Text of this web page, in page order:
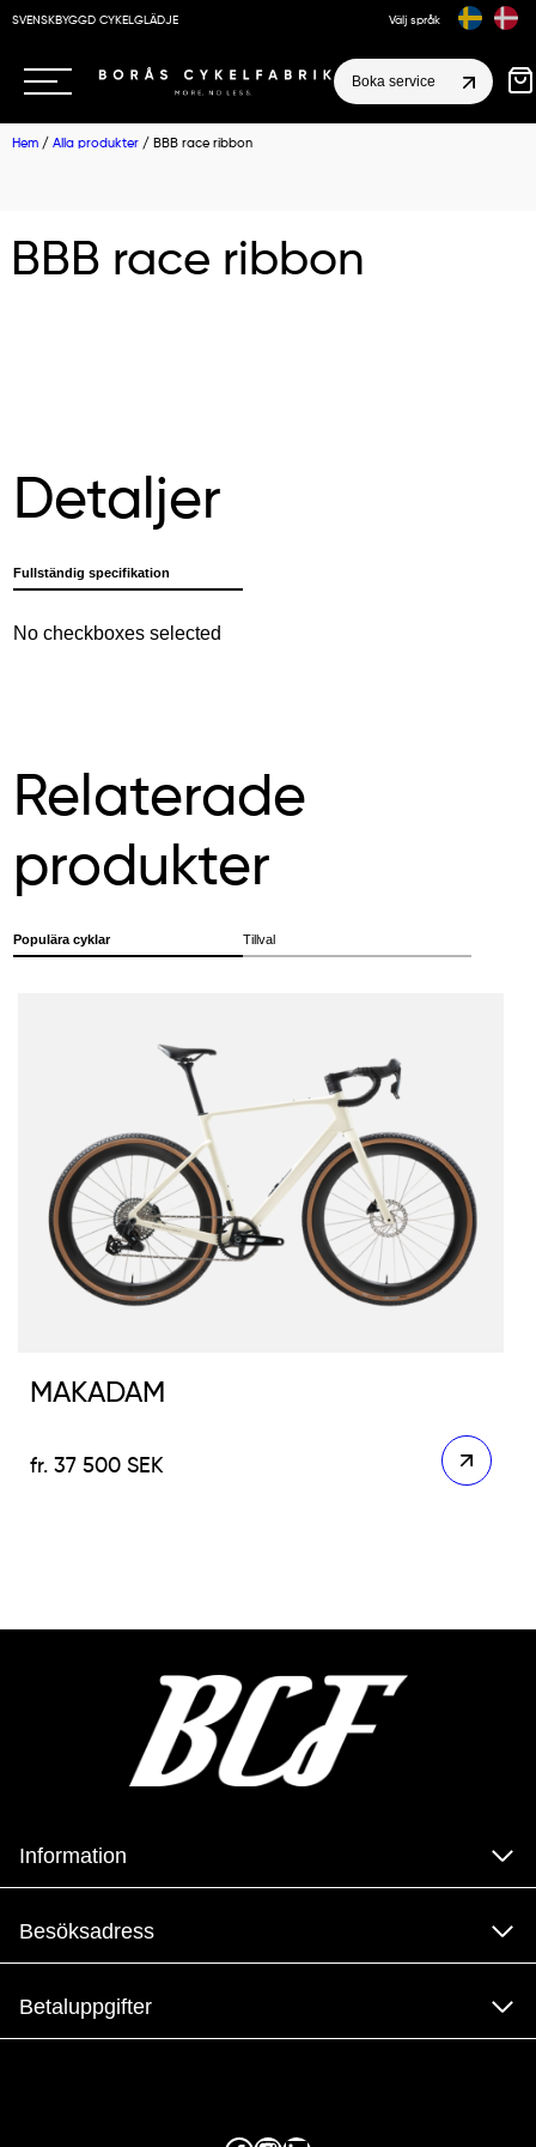
SVENSKBYGGD CYKELGLÄDJE Välj språk
Boka service
Hem / Alla produkter / BBB race ribbon
BBB race ribbon
Detaljer
Fullständig specifikation
No checkboxes selected
Relaterade
produkter
Populära cyklar Tillval
MAKADAM
37 500SEK
Information
Besöksadress
Betaluppgifter